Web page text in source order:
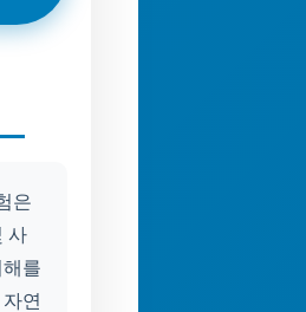
은
사
를
연